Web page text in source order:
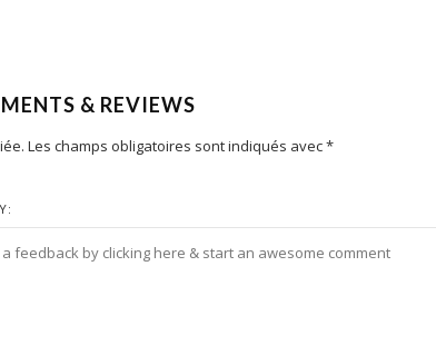
& REVIEWS
Les champs obligatoires sont indiqués avec*